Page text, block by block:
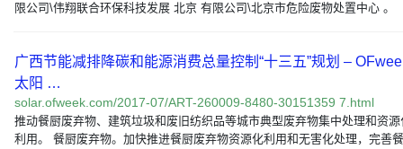
限公司\伟翔联合环保科技发展 北京 有限公司\北京市危险废物处置中心 。
广西节能减排降碳和能源消费总量控制“十三五”规划 –
太阳 …
solar.ofweek.com/2017-07/ART-260009-8480-30151359 7.html
推动餐厨废弃物、建筑垃圾和废旧纺织品等城市典型废弃物集中处理和资源
利用。 餐厨废弃物。加快推进餐厨废弃物资源化利用和无害化处理，完善餐